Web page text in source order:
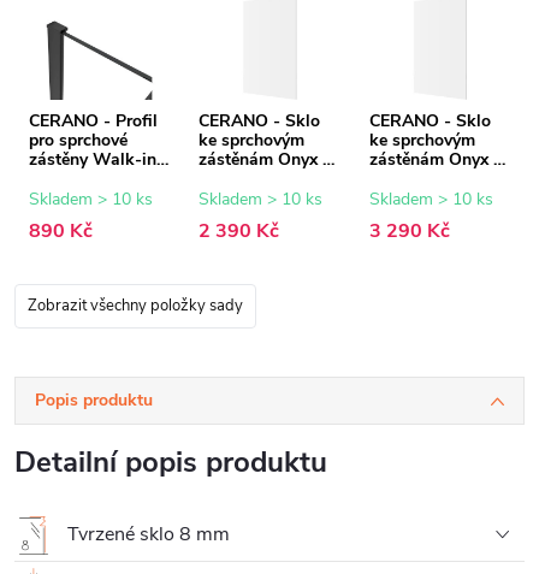
CERANO - Profil
pro sprchové
zástěny Walk-in
černá matná - 15
Skladem > 10 ks
890 Kč
CERANO - Sklo
ke sprchovým
zástěnám Onyx -
transparentní sklo
- 70x200 cm
Skladem > 10 ks
2 390 Kč
CERANO - Sklo
ke sprchovým
zástěnám Onyx -
transparentní sklo
- 100x200 cm
Skladem > 10 ks
3 290 Kč
Zobrazit všechny položky sady
Popis produktu
Detailní popis produktu
Tvrzené sklo 8 mm